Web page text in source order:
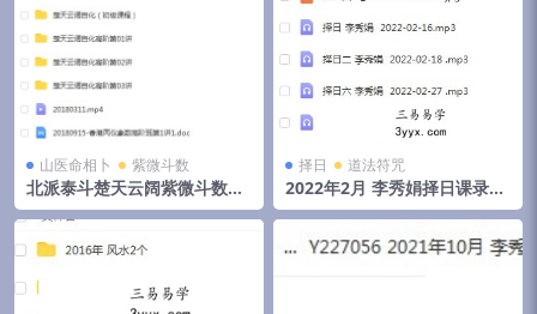
山医命相卜 紫微斗数
北派泰斗楚天云阔紫微斗数自
化高级班课程视频+录音+资料
择日 道法符咒
2022年2月 李秀娟择日课录音
和物品丢失怎么找